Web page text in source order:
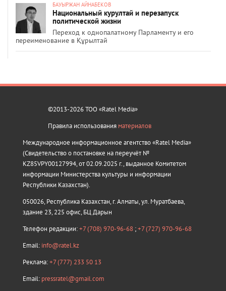
БАУЫРЖАН АЙНАБЕКОВ
Национальный курултай и перезапуск
политической жизни
Переход к однопалатному Парламенту и его
переименование в Құрылтай
©2013-2026 ТОО «Ratel Media»
Правила использования материалов
Международное информационное агентство «Ratel Media»
(Свидетельство о постановке на переучёт №
KZ85VPY00127994, от 02.09.2025 г., выданное Комитетом
информации Министерства культуры и информации
Республики Казахстан).
050026, Республика Казахстан, г. Алматы, ул. Муратбаева,
здание 23, 225 офис, БЦ Дарын
Телефон редакции:+7 (708) 970-96-68 ;+7 (727) 970-96-68
Email: info@ratel.kz
Реклама:+7 (777) 233 50 13
Email: pressratel@gmail.com